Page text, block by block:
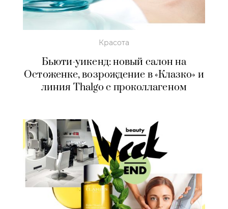
Красота
Бьюти-уикенд: новый салон на
Остоженке, возрождение в «Клазко» и
линия Thalgo с проколлагеном